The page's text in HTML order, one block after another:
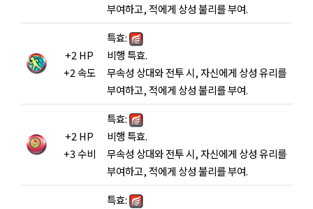
부여하고, 적에게 상성 불리를 부여.
+2 HP
+2 속도
특효:
비행 특효.
무속성 상대와 전투 시, 자신에게 상성 유리를
부여하고, 적에게 상성 불리를 부여.
+2 HP
+3 수비
특효:
비행 특효.
무속성 상대와 전투 시, 자신에게 상성 유리를
부여하고, 적에게 상성 불리를 부여.
특효: